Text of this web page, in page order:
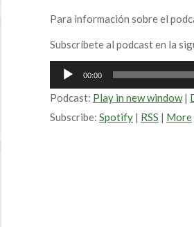
Para información sobre el
Subscríbete al podcast en la
Audio
Player
00:00
Podcast: Play in new window|
Subscribe: Spotify | RSS | More